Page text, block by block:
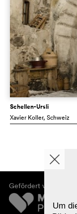
Schellen-Ursli
Xavier Koller, Schweiz
Gefördert von
Um